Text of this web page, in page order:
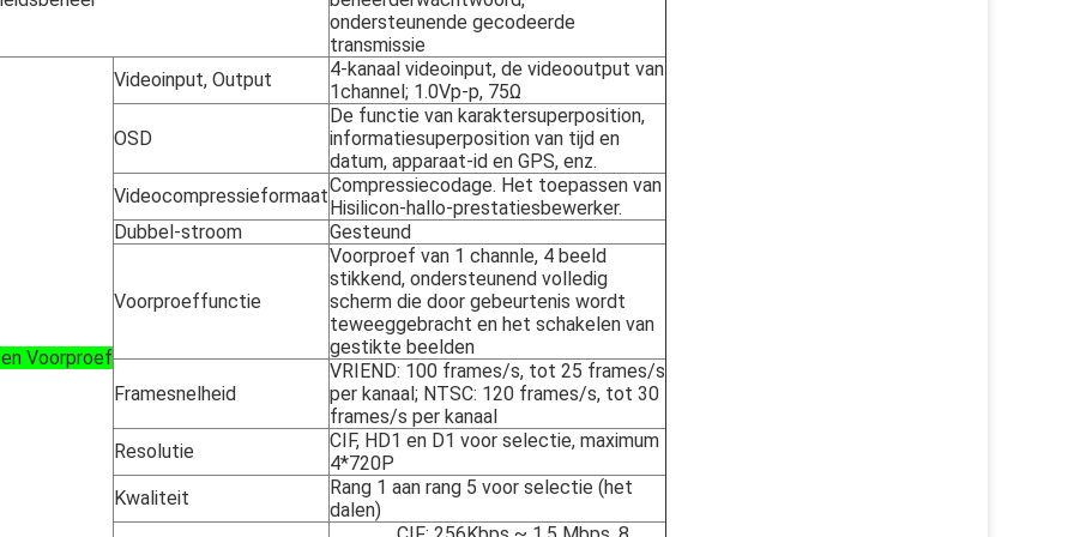
ondersteunende gecodeerde
transmissie
Voorproef
Videoinput, Output
4-kanaal videoinput, de videooutput van
1channel; 1.0Vp-p, 75Ω
OSD
De functie van karaktersuperposition,
informatiesuperposition van tijd en
datum, apparaat-id en GPS, enz.
VideocompressieformaatCompressiecodage. Het toepassen van
Hisilicon-hallo-prestatiesbewerker.
Dubbel-stroom
Gesteund
Voorproeffunctie
Voorproef van 1 channle, 4 beeld
stikkend, ondersteunend volledig
scherm die door gebeurtenis wordt
teweeggebracht en het schakelen van
gestikte beelden
Framesnelheid
VRIEND: 100 frames/s, tot 25 frames/s
per kanaal; NTSC: 120 frames/s, tot 30
frames/s per kanaal
Resolutie
CIF, HD1 en D1 voor selectie, maximum
4*720P
Kwaliteit
Rang 1 aan rang 5 voor selectie (het
dalen)